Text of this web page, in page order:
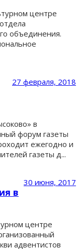
центре
объединения.
27 февраля, 2018
в
форум газеты
ежегодно и
газеты д...
30 июня, 2017
в
центре
адвентистов